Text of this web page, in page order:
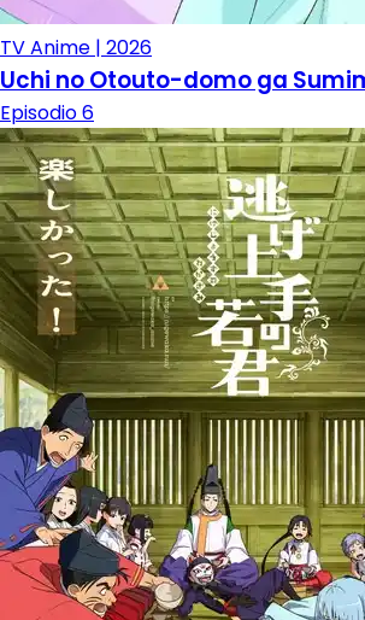
TV Anime | 2026
Uchi no Otouto-domo ga
Episodio 6